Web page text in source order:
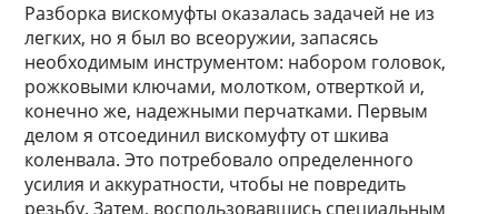
Разборка вискомуфты оказалась задачей не из
легких, но я был во всеоружии, запасясь
необходимым инструментом: набором головок,
рожковыми ключами, молотком, отверткой и,
конечно же, надежными перчатками. Первым
делом я отсоединил вискомуфту от шкива
коленвала. Это потребовало определенного
усилия и аккуратности, чтобы не повредить
резьбу. Затем, воспользовавшись специальным